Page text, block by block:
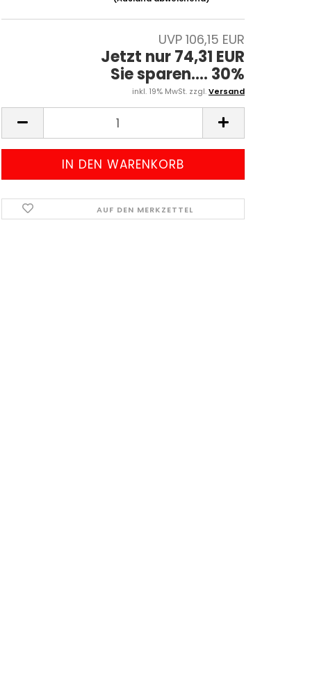
UVP 106,15 EUR
Jetzt nur 74,31 EUR
Sie sparen.... 30%
inkl. 19% MwSt. zzgl.Versand
AUF DEN MERKZETTEL